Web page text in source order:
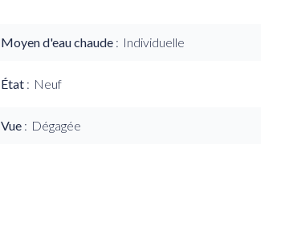
Moyen d'eau chaude Individuelle
État Neuf
Vue Dégagée